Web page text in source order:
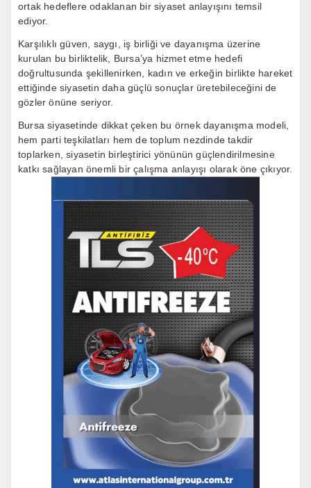
ortak hedeflere odaklanan bir siyaset anlayışını temsil
ediyor.
Karşılıklı güven, saygı, iş birliği ve dayanışma üzerine
kurulan bu birliktelik, Bursa’ya hizmet etme hedefi
doğrultusunda şekillenirken, kadın ve erkeğin birlikte hareket
ettiğinde siyasetin daha güçlü sonuçlar üretebileceğini de
gözler önüne seriyor.
Bursa siyasetinde dikkat çeken bu örnek dayanışma modeli,
hem parti teşkilatları hem de toplum nezdinde takdir
toplarken, siyasetin birleştirici yönünün güçlendirilmesine
katkı sağlayan önemli bir çalışma anlayışı olarak öne çıkıyor.